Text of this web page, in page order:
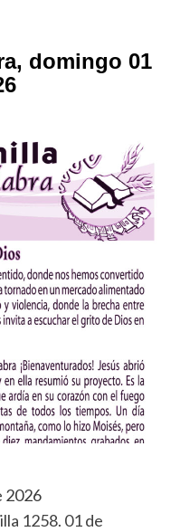
domingo 01
2026
1258. 01 de